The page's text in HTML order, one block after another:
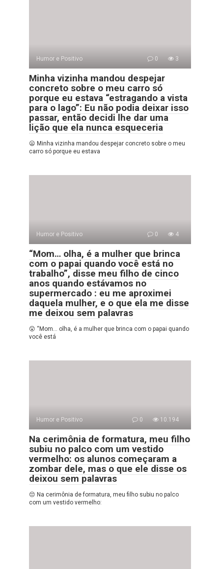
Humor e Positivo 0 3
Minha vizinha mandou despejar
concreto sobre o meu carro só
porque eu estava “estragando a vista
para o lago”: Eu não podia deixar isso
passar, então decidi lhe dar uma
lição que ela nunca esqueceria
😦 Minha vizinha mandou despejar concreto sobre o meu
carro só porque eu estava
Humor e Positivo 0 4
“Mom… olha, é a mulher que brinca
com o papai quando você está no
trabalho”, disse meu filho de cinco
anos quando estávamos no
supermercado : eu me aproximei
daquela mulher, e o que ela me disse
me deixou sem palavras
😲 “Mom… olha, é a mulher que brinca com o papai quando
você está
Humor e Positivo 0 10.194
Na cerimônia de formatura, meu filho
subiu no palco com um vestido
vermelho: os alunos começaram a
zombar dele, mas o que ele disse os
deixou sem palavras
😔 Na cerimônia de formatura, meu filho subiu no palco
com um vestido vermelho: